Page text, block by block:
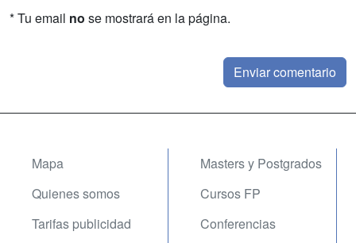
* Tu email no se mostrará en la página.
Mapa
Quienes somos
Tarifas publicidad
Masters y Postgrados
Cursos FP
Conferencias